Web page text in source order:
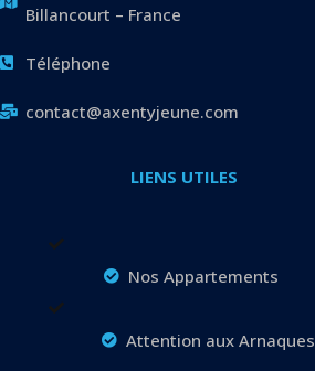
Billancourt – France
Téléphone
contact@axentyjeune.com
LIENS UTILES
Nos Appartements
Attention aux Arnaques